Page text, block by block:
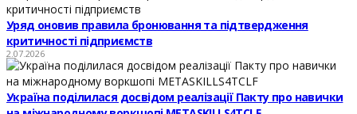
Уряд оновив правила бронювання та підтвердження
критичності підприємств
2.07.2026
Україна поділилася досвідом реалізації Пакту про навички